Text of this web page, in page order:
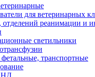
для ветеринарных
реанимации и
светильники
транспортные